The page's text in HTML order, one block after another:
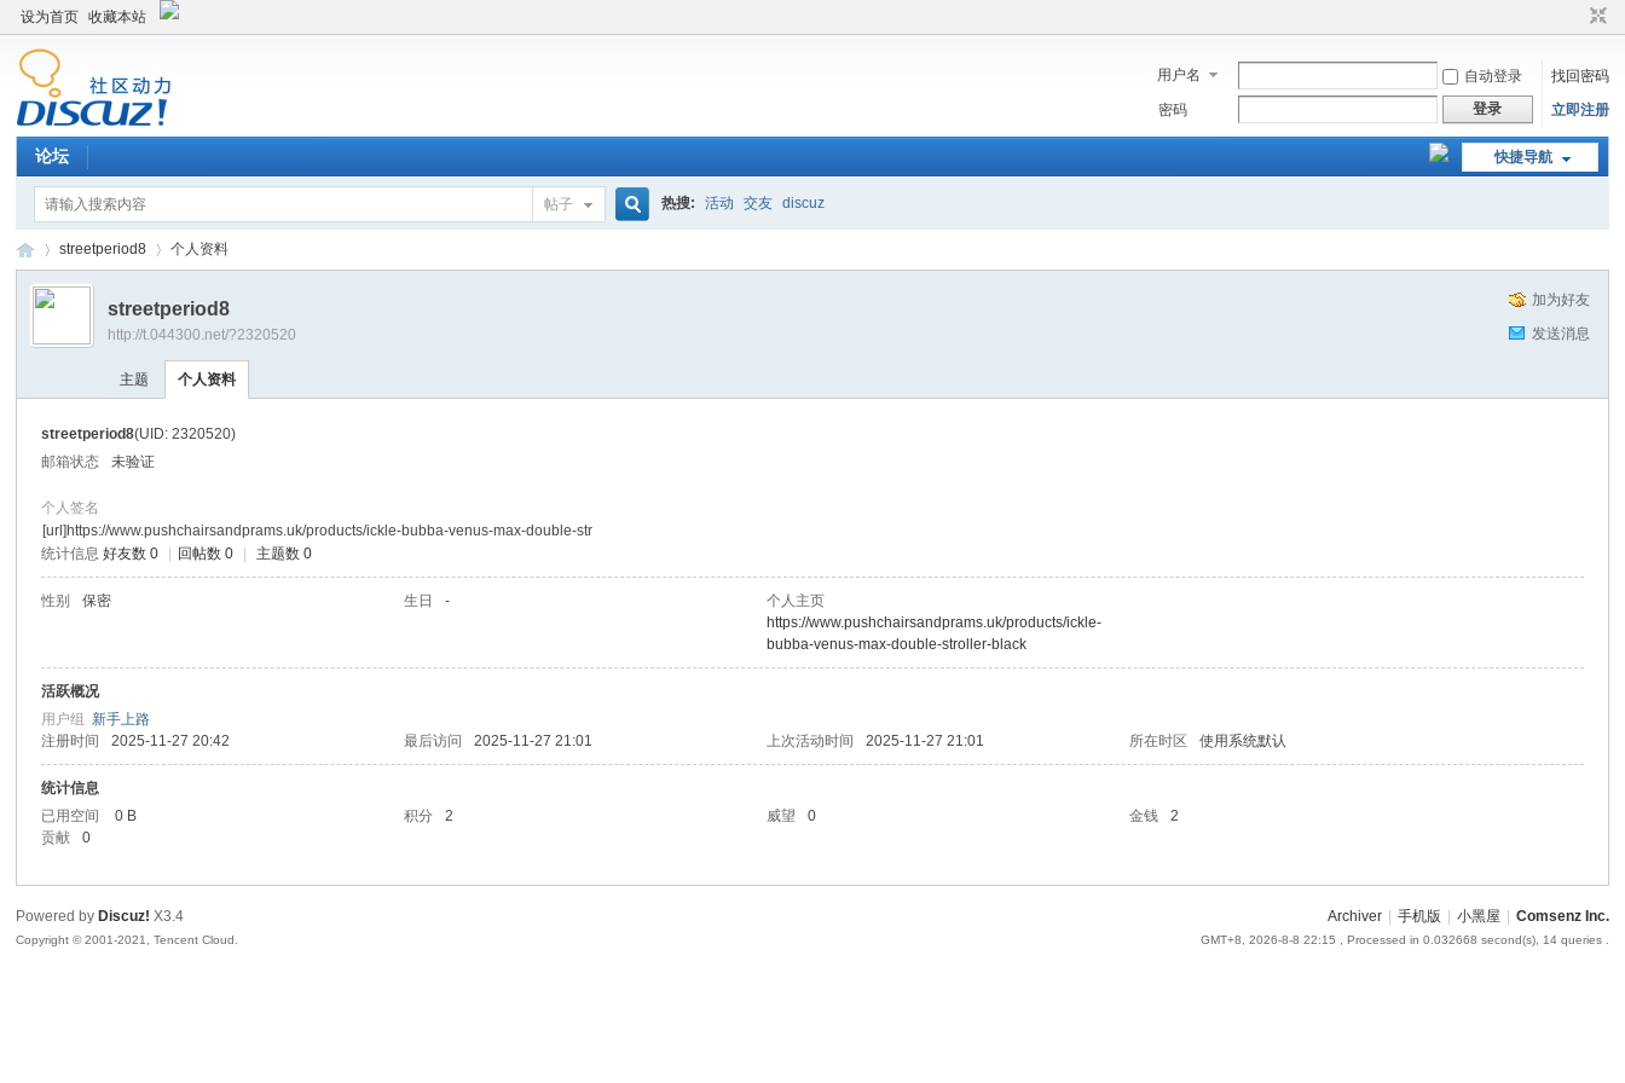
设为首页 收藏本站
用户名 自动登录
找回密码
密码
登录 立即注册
快捷导航
论坛
帖子 热搜: 活动 交友 discuz
›
streetperiod8 个人资料
加为好友
发送消息
streetperiod8
http://t.044300.net/?2320520
主题 个人资料
streetperiod8(UID: 2320520)
邮箱状态
未验证
个人签名
[url]https://www.pushchairsandprams.uk/products/ickle-bubba-venus-max-double-str
统计信息 好友数 0 回帖数 0 主题数 0
性别 保密 生日 -
个人主页
https://www.pushchairsandprams.uk/products/ickle-
bubba-venus-max-double-stroller-black
活跃概况
用户组新手上路
注册时间
2025-11-27 20:42 最后访问 2025-11-27 21:01 上次活动时间 2025-11-27 21:01 所在时区 使用系统默认
统计信息
已用空间
0 B 积分 2 威望 0 金钱
2
贡献
0
Archiver 手机版 小黑屋 Comsenz Inc.
GMT+8, 2026-8-8 22:15 , Processed in 0.032668 second(s), 14 queries .
Powered by Discuz! X3.4
Copyright © 2001-2021, Tencent Cloud.